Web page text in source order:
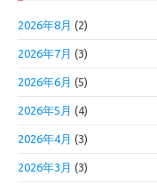
2026年8月 (2)
2026年7月 (3)
2026年6月 (5)
2026年5月 (4)
2026年4月 (3)
2026年3月 (3)